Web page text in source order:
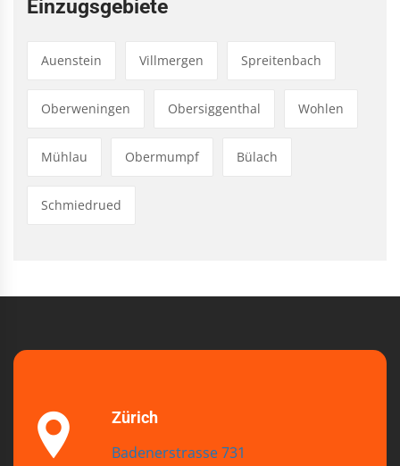
Einzugsgebiete
Auenstein Villmergen Spreitenbach
Oberweningen Obersiggenthal Wohlen
Mühlau Obermumpf Bülach
Schmiedrued
Zürich
Badenerstrasse 731